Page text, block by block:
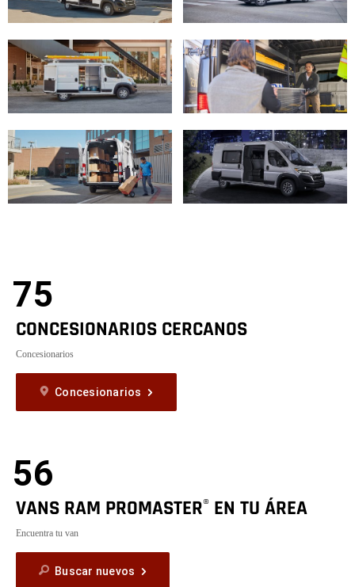
75
CONCESIONARIOS CERCANOS
Concesionarios
Concesionarios
56
VANS RAM PROMASTER® EN TU ÁREA
Encuentra tu van
Buscar nuevos